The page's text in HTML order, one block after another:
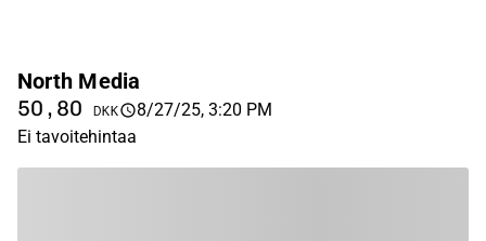
North Media
50,80 DKK
8/27/25, 3:20 PM
Ei tavoitehintaa